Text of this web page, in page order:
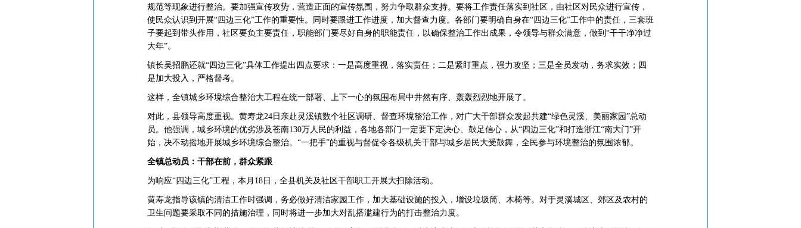
规范等现象进行整治。要加强宣传攻势，营造正面的宣传氛围，努力争取群众支持。要将工作责任落实到社区，由社区对民众进行宣传，
使民众认识到开展“四边三化”工作的重要性。同时要跟进工作进度，加大督查力度。各部门要明确自身在“四边三化”工作中的责任，三套班
子要起到带头作用，社区要负主要责任，职能部门要尽好自身的职能责任，以确保整治工作出成果，令领导与群众满意，做到“干干净净过
大年”。
镇长吴招鹏还就“四边三化”具体工作提出四点要求：一是高度重视，落实责任；二是紧盯重点，强力攻坚；三是全员发动，务求实效；四
是加大投入，严格督考。
这样，全镇城乡环境综合整治大工程在统一部署、上下一心的氛围布局中井然有序、轰轰烈烈地开展了。
对此，县领导高度重视。黄寿龙24日亲赴灵溪镇数个社区调研、督查环境整治工作，对广大干部群众发起共建“绿色灵溪、美丽家园”总动
员。他强调，城乡环境的优劣涉及苍南130万人民的利益，各地各部门一定要下定决心、鼓足信心，从“四边三化”和打造浙江“南大门”开
始，决不动摇地开展城乡环境综合整治。“一把手”的重视与督促令各级机关干部与城乡居民大受鼓舞，全民参与环境整治的氛围浓郁。
全镇总动员：干部在前，群众紧跟
为响应“四边三化”工程，本月18日，全县机关及社区干部职工开展大扫除活动。
黄寿龙指导该镇的清洁工作时强调，务必做好清洁家园工作，加大基础设施的投入，增设垃圾筒、木椅等。对于灵溪城区、郊区及农村的
卫生问题要采取不同的措施治理，同时将进一步加大对乱搭滥建行为的打击整治力度。